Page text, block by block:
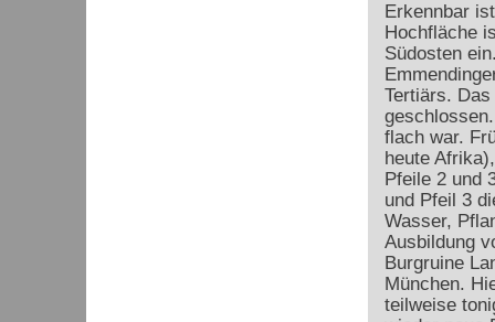
Erkennbar
Hochfläche
Südosten
Tertiärs.
flach war.
heute
Pfeile 2 und
und Pfeil 3
Wasser,
Ausbildung
Burgruine
München.
teilweise